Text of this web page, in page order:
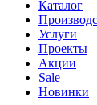
Каталог
Услуги
Проекты
Акции
Sale
Новинки